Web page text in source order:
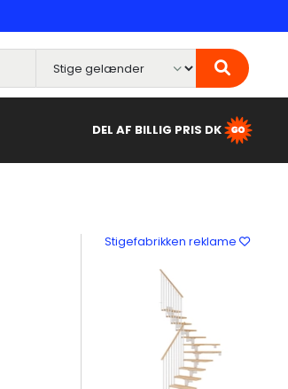
DEL AF BILLIG PRIS DK
Stigefabrikken reklame